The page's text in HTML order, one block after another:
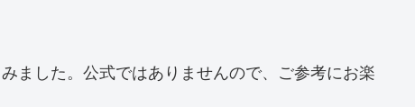
ました。公式ではありませんので、ご参考にお楽